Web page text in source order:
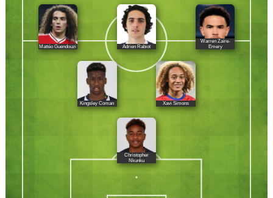
Mattéo Guendouzi Adrien Rabiot
Warren Zaïre-
Emery
Kingsley Coman Xavi Simons
Christopher
Nkunku